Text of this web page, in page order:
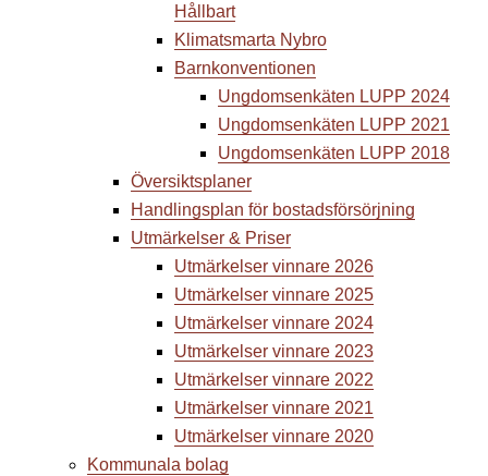
Hållbart
Klimatsmarta Nybro
Barnkonventionen
Ungdomsenkäten LUPP 2024
Ungdomsenkäten LUPP 2021
Ungdomsenkäten LUPP 2018
Översiktsplaner
Handlingsplan för bostadsförsörjning
Utmärkelser & Priser
Utmärkelser vinnare 2026
Utmärkelser vinnare 2025
Utmärkelser vinnare 2024
Utmärkelser vinnare 2023
Utmärkelser vinnare 2022
Utmärkelser vinnare 2021
Utmärkelser vinnare 2020
Kommunala bolag